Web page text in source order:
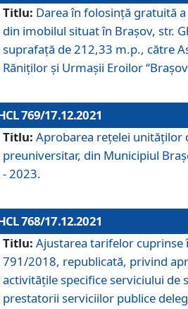
Titlu: Darea în folosinţă gratuită
din imobilul situat în Braşov, str.
suprafaţă de 212,33 m.p., către
Răniţilor şi Urmaşii Eroilor
769/17.12.2021
Titlu: Aprobarea reţelei unităţilor
preuniversitar, din Municipiul
- 2023.
768/17.12.2021
Titlu: Ajustarea tarifelor cuprinse
791/2018, republicată, privind
activităţile specifice serviciului de
prestatorii serviciilor publice